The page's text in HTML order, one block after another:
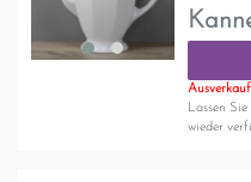
Lassen
wieder